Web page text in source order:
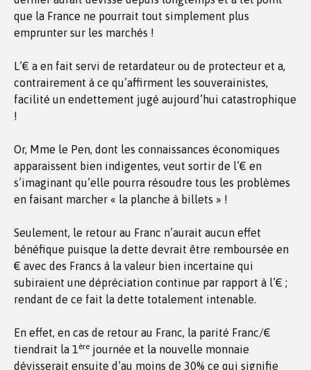
que la France ne pourrait tout simplement plus
emprunter sur les marchés !
L’€ a en fait servi de retardateur ou de protecteur et a,
contrairement à ce qu’affirment les souverainistes,
facilité un endettement jugé aujourd’hui catastrophique
!
Or, Mme le Pen, dont les connaissances économiques
apparaissent bien indigentes, veut sortir de l’€ en
s’imaginant qu’elle pourra résoudre tous les problèmes
en faisant marcher « la planche à billets » !
Seulement, le retour au Franc n’aurait aucun effet
bénéfique puisque la dette devrait être remboursée en
€ avec des Francs à la valeur bien incertaine qui
subiraient une dépréciation continue par rapport à l’€ ;
rendant de ce fait la dette totalement intenable.
En effet, en cas de retour au Franc, la parité Franc/€
tiendrait la 1ère journée et la nouvelle monnaie
dévisserait ensuite d’au moins de 30% ce qui signifie